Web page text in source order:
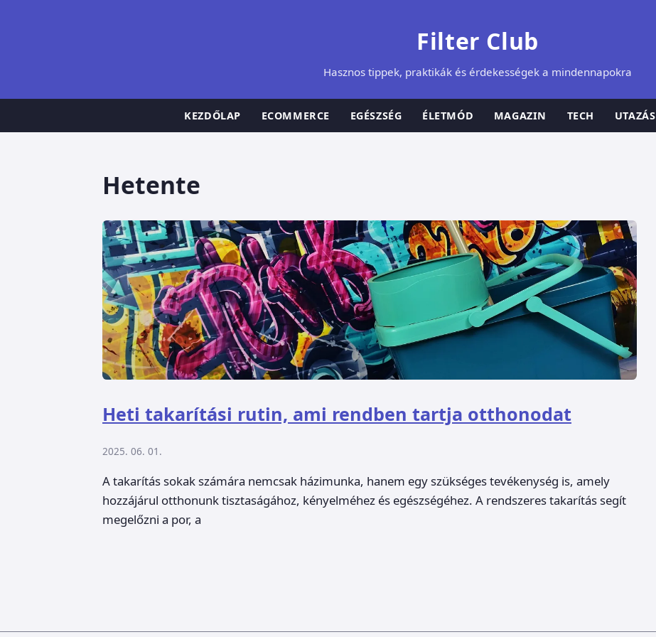
Filter Club
Hasznos tippek, praktikák és érdekességek a mindennapokra
KEZDŐLAP ECOMMERCE EGÉSZSÉG ÉLETMÓD MAGAZIN TECH UTAZÁS
Hetente
Heti takarítási rutin, ami rendben tartja otthonodat
2025. 06. 01.
A takarítás sokak számára nemcsak házimunka, hanem egy szükséges tevékenység is, amely
hozzájárul otthonunk tisztaságához, kényelméhez és egészségéhez. A rendszeres takarítás segít
megelőzni a por, a